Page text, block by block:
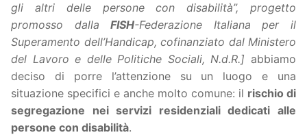
gli altri delle persone con disabilità”, progetto
promosso dallaFISH-Federazione Italiana per il
Superamento dell’Handicap, cofinanziato dal Ministero
del Lavoro e delle Politiche Sociali, N.d.R.] abbiamo
deciso di porre l’attenzione su un luogo e una
situazione specifici e anche molto comune: il rischio di
segregazione nei servizi residenziali dedicati alle
persone con disabilità.